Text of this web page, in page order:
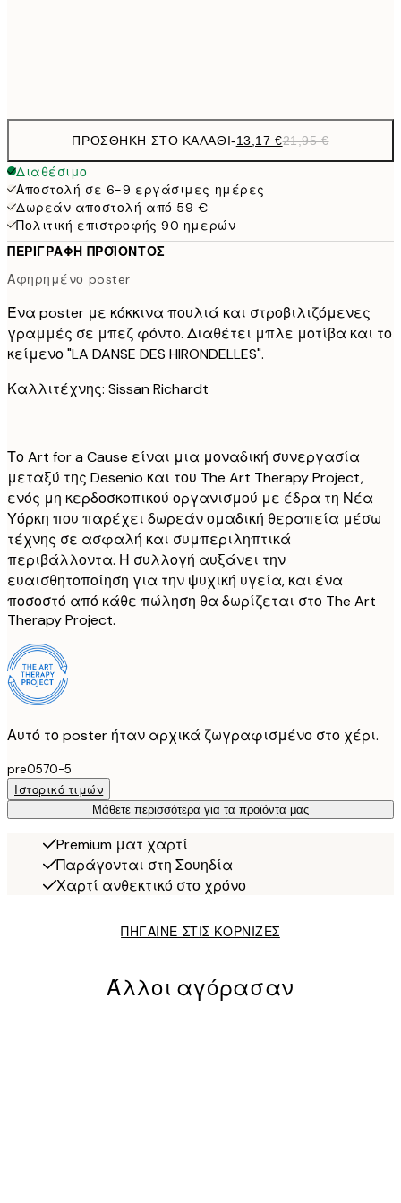
ΠΡΟΣΘΉΚΗ ΣΤΟ ΚΑΛΆΘΙ-13,17 €21,95 €
Διαθέσιμο
Αποστολή σε 6-9 εργάσιμες ημέρες
Δωρεάν αποστολή από 59 €
Πολιτική επιστροφής 90 ημερών
ΠΕΡΙΓΡΑΦΉ ΠΡΟΪΌΝΤΟΣ
Αφηρημένο poster
Ένα poster με κόκκινα πουλιά και στροβιλιζόμενες
γραμμές σε μπεζ φόντο. Διαθέτει μπλε μοτίβα και το
κείμενο "LA DANSE DES HIRONDELLES".
Καλλιτέχνης: Sissan Richardt
Το Art for a Cause είναι μια μοναδική συνεργασία
μεταξύ της Desenio και του The Art Therapy Project,
ενός μη κερδοσκοπικού οργανισμού με έδρα τη Νέα
Υόρκη που παρέχει δωρεάν ομαδική θεραπεία μέσω
τέχνης σε ασφαλή και συμπεριληπτικά
περιβάλλοντα. Η συλλογή αυξάνει την
ευαισθητοποίηση για την ψυχική υγεία, και ένα
ποσοστό από κάθε πώληση θα δωρίζεται στο The Art
Therapy Project.
Αυτό το poster ήταν αρχικά ζωγραφισμένο στο χέρι.
pre0570-5
Ιστορικό τιμών
Μάθετε περισσότερα για τα προϊόντα μας
Premium ματ χαρτί
Παράγονται στη Σουηδία
Χαρτί ανθεκτικό στο χρόνο
ΠΗΓΑΙΝΕ ΣΤΙΣ ΚΟΡΝΙΖΕΣ
Άλλοι αγόρασαν